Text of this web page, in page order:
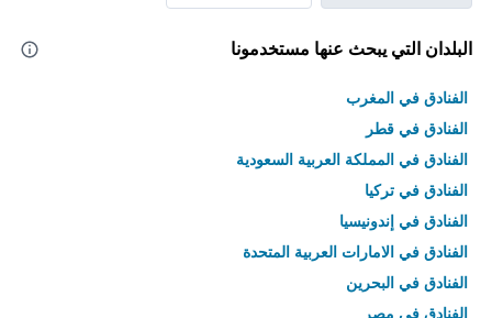
البلدان التي يبحث عنها مستخدمونا
الفنادق في المغرب
الفنادق في قطر
الفنادق في المملكة العربية السعودية
الفنادق في تركيا
الفنادق في إندونيسيا
الفنادق في الامارات العربية المتحدة
الفنادق في البحرين
الفنادق في مصر